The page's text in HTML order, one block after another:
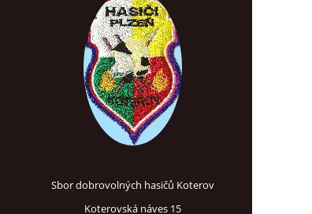
Sbor dobrovolných hasičů Koterov
Koterovská náves 15